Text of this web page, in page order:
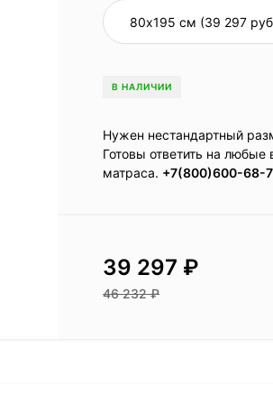
В НАЛИЧИИ
Нужен нестандартный
Готовы ответить на
матраса. +7(800)600-68-
39 297 ₽
46 232₽